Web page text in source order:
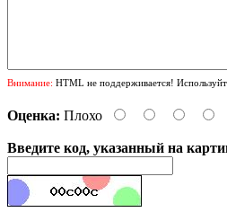
Внимание: HTML не поддерживается!
Оценка: Плохо
Введите код, указанный на